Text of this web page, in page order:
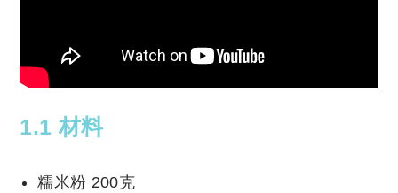
1.1 材料
糯米粉 200克